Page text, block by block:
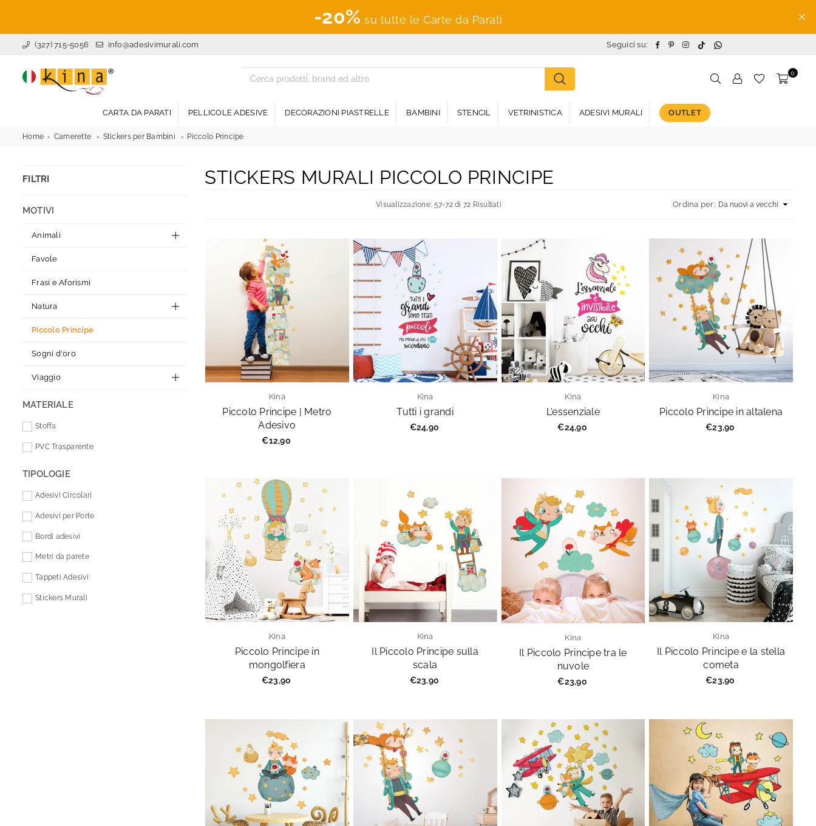
-20% su tutte le Carte da Parati
(327) 715-5056 info@adesivimurali.com Seguici su: Facebook
PinterestInstagram
TikTokWhatsapp
0
CARTA DA PARATI PELLICOLE ADESIVE DECORAZIONI PIASTRELLE BAMBINI STENCIL VETRINISTICA ADESIVI MURALI OUTLET
Home Camerette Stickers per Bambini Piccolo Principe
STICKERS MURALI PICCOLO PRINCIPE
Visualizzazione: 57-72 di 72 Risultati Ordina per:
Kina
Piccolo Principe | Metro
Adesivo
Prezzo
€12,90
Kina
Tutti i grandi
Prezzo
€24,90
Kina
L'essenziale
Prezzo
€24,90
Kina
Piccolo Principe in altalena
Prezzo
€23,90
Kina
Piccolo Principe in
mongolfiera
Prezzo
€23,90
Kina
Il Piccolo Principe sulla
scala
Prezzo
€23,90
Kina
Il Piccolo Principe tra le
nuvole
Prezzo
€23,90
Kina
Il Piccolo Principe e la stella
cometa
Prezzo
€23,90
FILTRI
MOTIVI
Animali
Favole
Frasi e Aforismi
Natura
Piccolo Principe
Sogni d'oro
Viaggio
MATERIALE
Stoffa
PVC Trasparente
TIPOLOGIE
Adesivi Circolari
Adesivi per Porte
Bordi adesivi
Metri da parete
Tappeti Adesivi
Stickers Murali